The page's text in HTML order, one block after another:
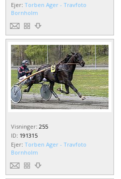
Ejer: Torben Ager - Travfoto
Bornholm
Visninger: 255
ID: 191315
Ejer: Torben Ager - Travfoto
Bornholm